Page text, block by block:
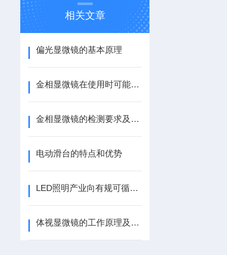
相关文章
偏光显微镜的基本原理
金相显微镜在使用时可能遇到哪些问题？如何解决？
金相显微镜的检测要求及发现的问题解决
电动滑台的特点和优势
LED照明产业向有规可循方向发展
体视显微镜的工作原理及特点介绍